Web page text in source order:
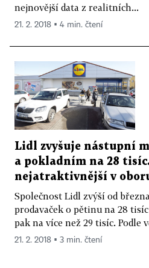
nejnovější data z realitních...
21. 2. 2018 ▪ 4 min. čtení
Lidl zvyšuje nástupní
a pokladním na 28
nejatraktivnější v
Společnost Lidl zvýší od
prodavaček o pětinu na 28
pak na více než 29 tisíc. Podle
21. 2. 2018 ▪ 3 min. čtení